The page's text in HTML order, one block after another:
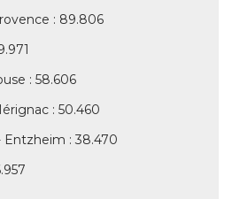
: 89.806
: 58.606
: 50.460
Entzheim : 38.470